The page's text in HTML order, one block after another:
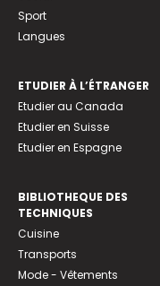
Sport
Langues
ETUDIER À L’ÉTRANGER
Etudier au Canada
Etudier en Suisse
Etudier en Espagne
BIBLIOTHEQUE DES
TECHNIQUES
Cuisine
Transports
Mode - Vêtements